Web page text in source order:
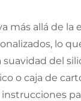
más allá de la
lo
del
o caja de